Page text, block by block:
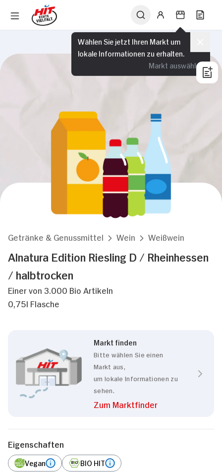
Wählen Sie jetzt Ihren Markt um
lokale Informationen zu erhalten.
Markt auswählen
Getränke & Genussmittel Wein Weißwein
Alnatura Edition Riesling D / Rheinhessen
/ halbtrocken
Einer von 3.000 Bio Artikeln
0,75l Flasche
Markt finden
Bitte wählen Sie einen
Markt aus,
um lokale Informationen zu
sehen.
Zum Marktfinder
Eigenschaften
Vegan BIO HIT